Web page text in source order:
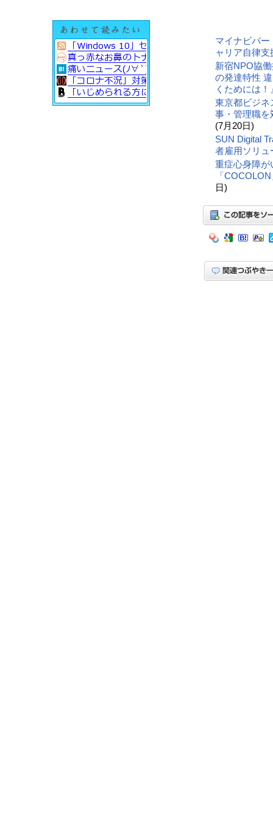
マイナビパ
ャリア自律
新宿NPO協
の発達特性
くためには
東京都ビジネ
事・管理職を
(7月20日)
SUN Digital
者雇用ソリュ
重症心身障が
「
日)